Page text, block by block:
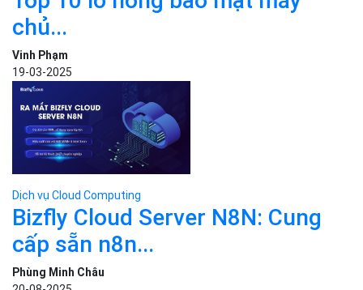
Dịch vụ Cloud Computing
Bizfly Cloud Server N8N: Cung
cấp sẵn n8n...
Phùng Minh Châu
20-08-2025
Dịch vụ Cloud Computing
Kubernetes (K8s) là gì? Tìm hiểu
cơ bản...